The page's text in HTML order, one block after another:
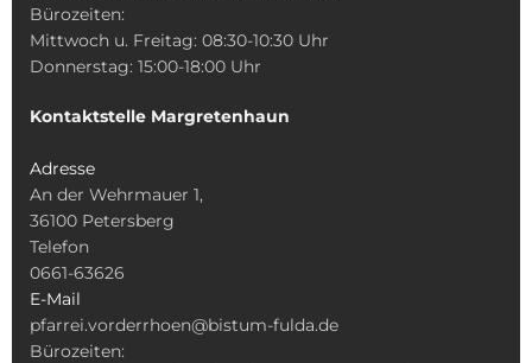
Bürozeiten:
Mittwoch u. Freitag: 08:30-10:30 Uhr
Donnerstag: 15:00-18:00 Uhr
Kontaktstelle Margretenhaun
Adresse
An der Wehrmauer 1,
36100 Petersberg
Telefon
0661-63626
E-Mail
pfarrei.vorderrhoen@bistum-fulda.de
Bürozeiten: